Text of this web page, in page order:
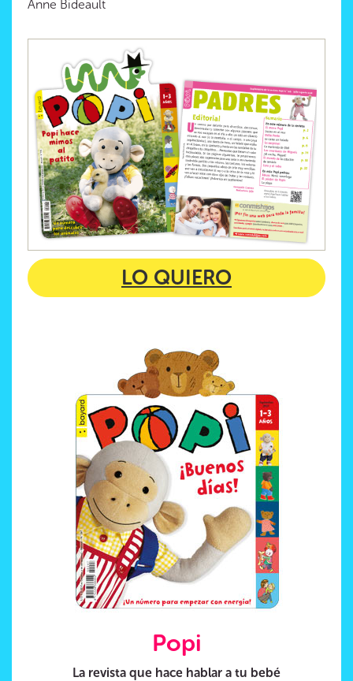
Anne Bideault
LO QUIERO
Popi
La revista que hace hablar a tu bebé